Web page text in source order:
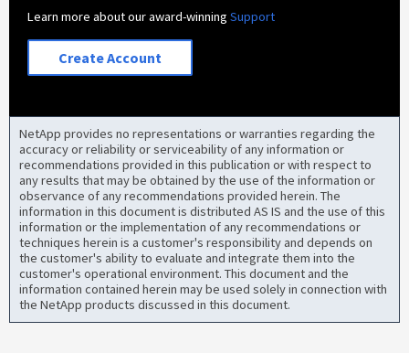
Learn more about our award-winningSupport
Create Account
NetApp provides no representations or warranties regarding the
accuracy or reliability or serviceability of any information or
recommendations provided in this publication or with respect to
any results that may be obtained by the use of the information or
observance of any recommendations provided herein. The
information in this document is distributed AS IS and the use of this
information or the implementation of any recommendations or
techniques herein is a customer's responsibility and depends on
the customer's ability to evaluate and integrate them into the
customer's operational environment. This document and the
information contained herein may be used solely in connection with
the NetApp products discussed in this document.